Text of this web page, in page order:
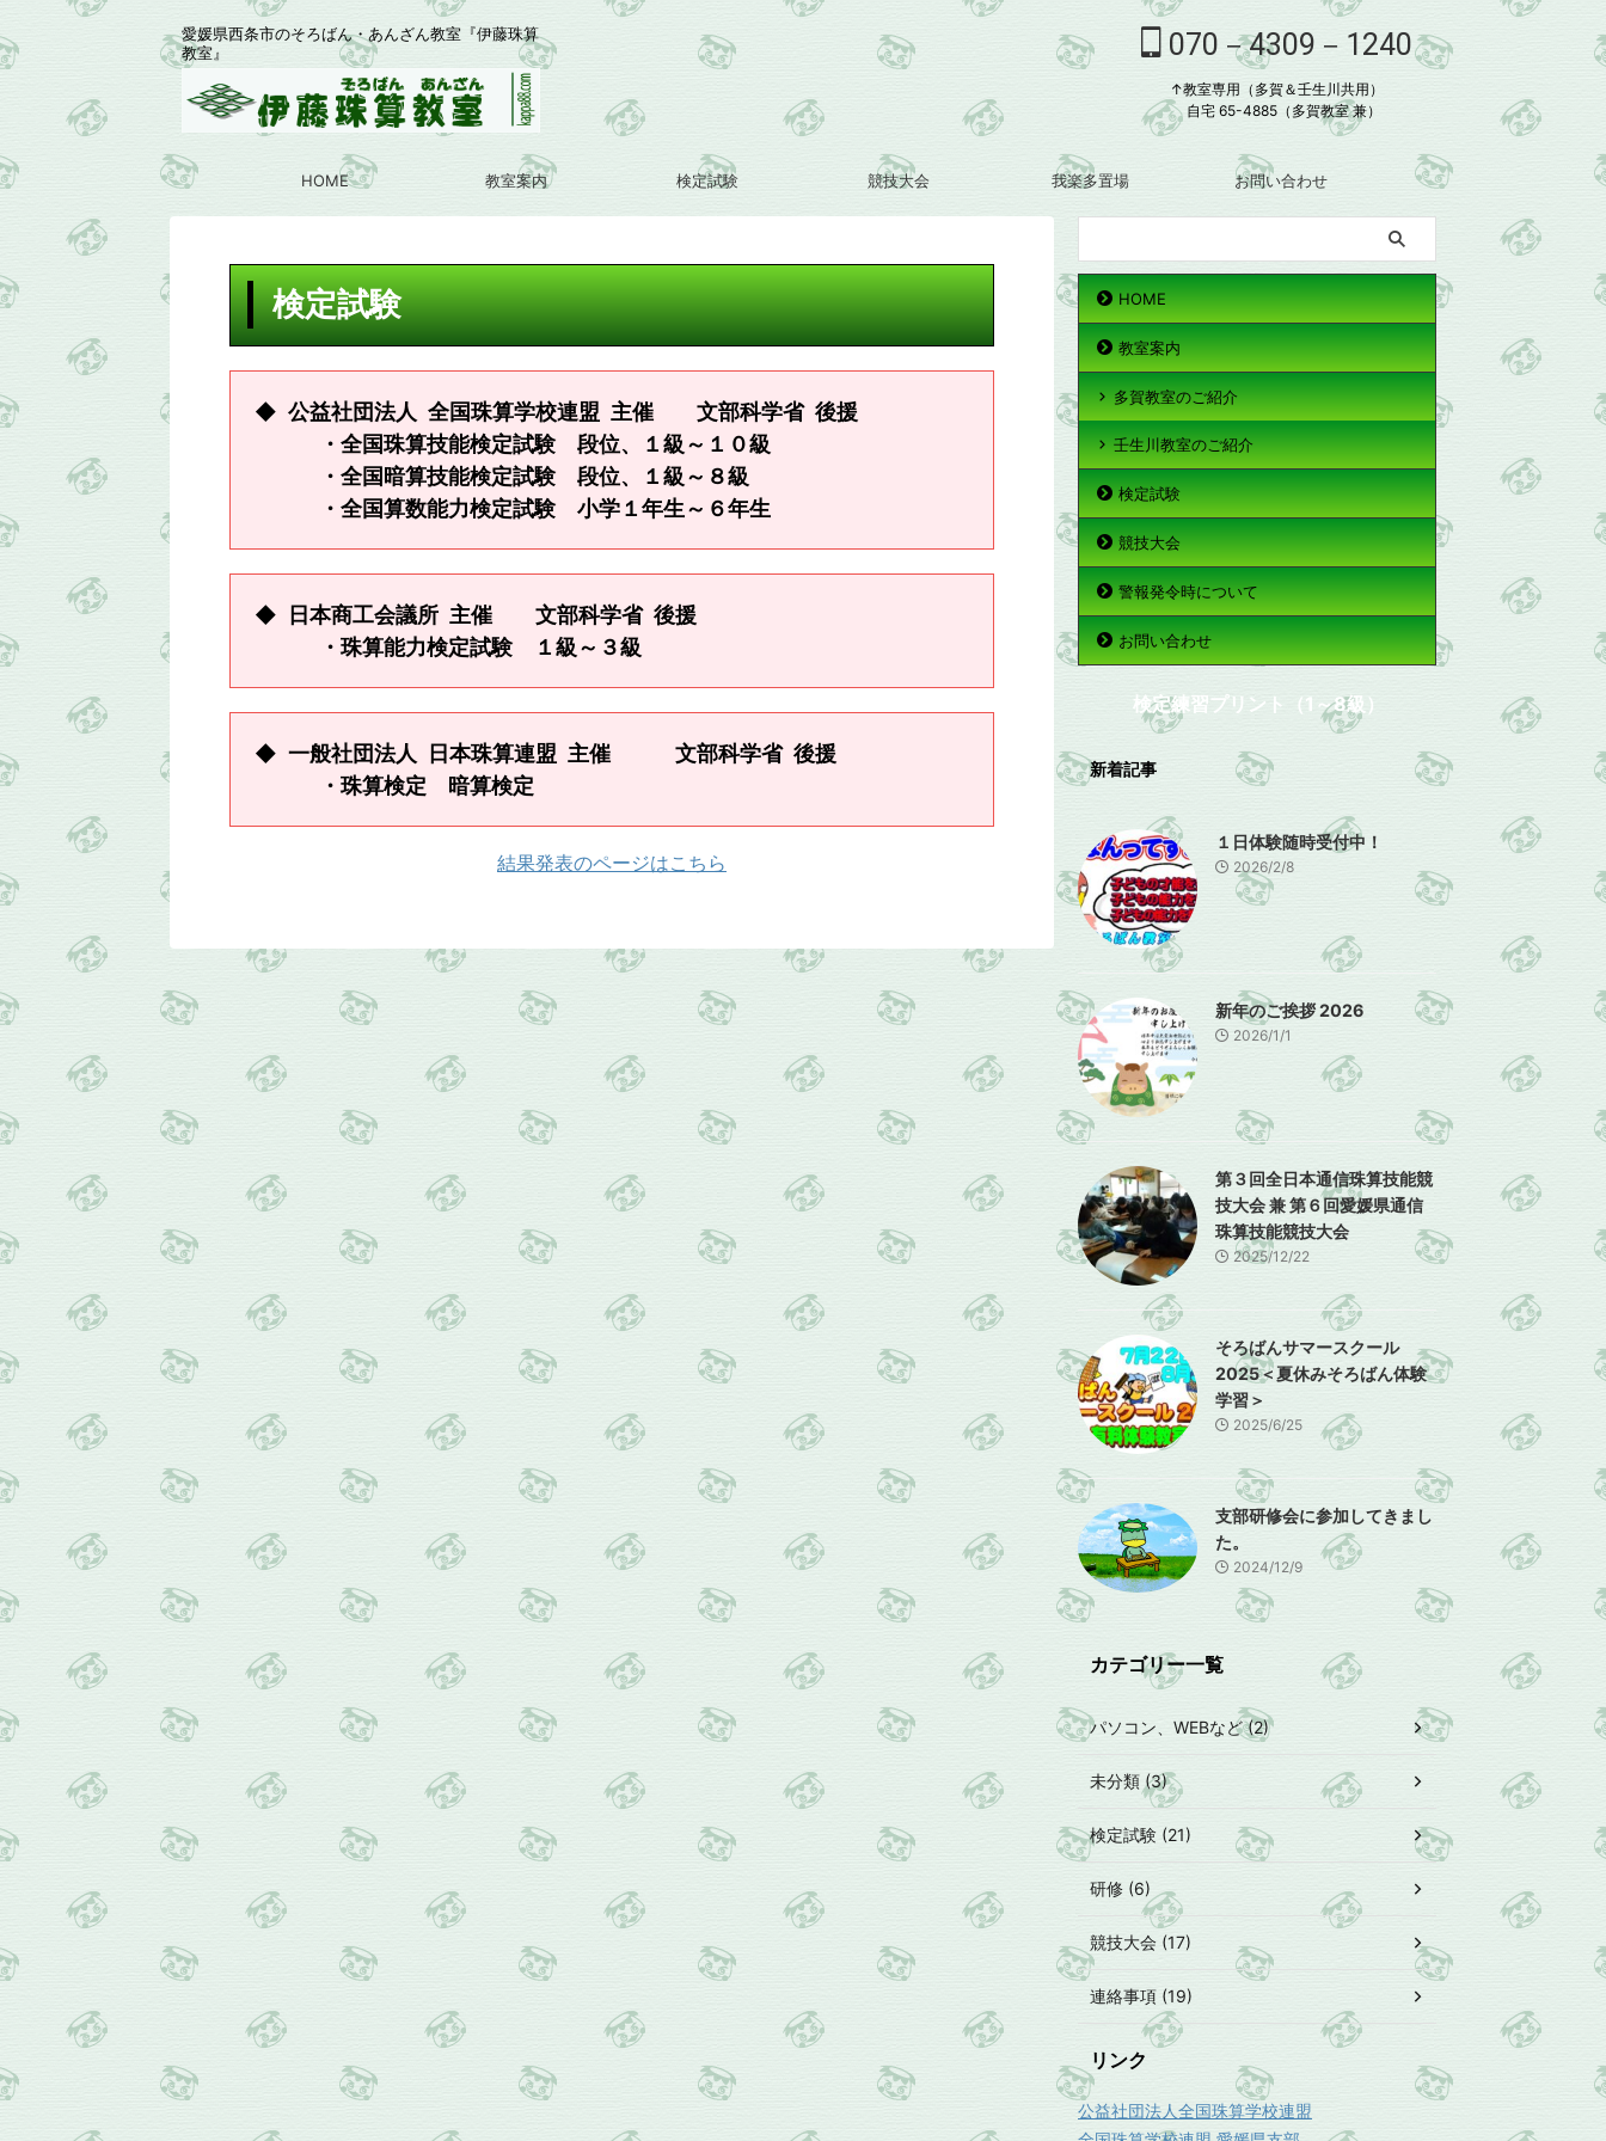
愛媛県西条市のそろばん・あんざん教室『伊藤珠算
教室』
070－4309－1240
↑教室専用（多賀＆壬生川共用）
自宅 65-4885（多賀教室 兼）
HOME 教室案内 検定試験 競技大会 我楽多置場 お問い合わせ
検定試験
◆ 公益社団法人 全国珠算学校連盟 主催 文部科学省 後援
・全国珠算技能検定試験 段位、１級～１０級
・全国暗算技能検定試験 段位、１級～８級
・全国算数能力検定試験 小学１年生～６年生
◆ 日本商工会議所 主催 文部科学省 後援
・珠算能力検定試験 １級～３級
◆ 一般社団法人 日本珠算連盟 主催 文部科学省 後援
・珠算検定 暗算検定
結果発表のページはこちら
HOME
教室案内
多賀教室のご紹介
壬生川教室のご紹介
検定試験
競技大会
警報発令時について
お問い合わせ
検定練習プリント（1～8級）
新着記事
１日体験随時受付中！
2026/2/8
新年のご挨拶 2026
2026/1/1
第３回全日本通信珠算技能競
技大会 兼 第６回愛媛県通信
珠算技能競技大会
2025/12/22
そろばんサマースクール
2025＜夏休みそろばん体験
学習＞
2025/6/25
支部研修会に参加してきまし
た。
2024/12/9
カテゴリー一覧
パソコン、WEBなど (2)
未分類 (3)
検定試験 (21)
研修 (6)
競技大会 (17)
連絡事項 (19)
リンク
公益社団法人全国珠算学校連盟